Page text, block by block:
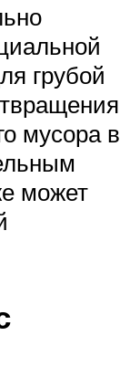
грубой
мусора в
может